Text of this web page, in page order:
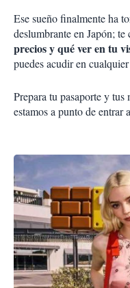
Ese sueño finalmente ha
deslumbrante en Japón;
precios y qué ver en tu
puedes acudir en
Prepara tu pasaporte y
estamos a punto de entrar